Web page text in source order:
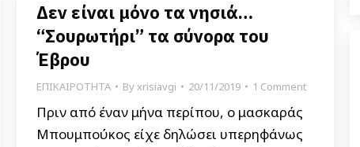
Δεν είναι μόνο τα νησιά…
“Σουρωτήρι” τα σύνορα του
Έβρου
ΕΠΙΚΑΙΡΟΤΗΤΑ Byxrisiavgi 20/11/2019 1 Comment
Πριν από έναν μήνα περίπου, ο μασκαράς
Μπουμπούκος είχε δηλώσει υπερηφάνως